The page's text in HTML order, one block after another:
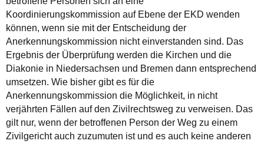
Koordinierungskommission auf Ebene der EKD wenden
können, wenn sie mit der Entscheidung der
Anerkennungskommission nicht einverstanden sind. Das
Ergebnis der Überprüfung werden die Kirchen und die
Diakonie in Niedersachsen und Bremen dann entsprechend
umsetzen. Wie bisher gibt es für die
Anerkennungskommission die Möglichkeit, in nicht
verjährten Fällen auf den Zivilrechtsweg zu verweisen. Das
gilt nur, wenn der betroffenen Person der Weg zu einem
Zivilgericht auch zuzumuten ist und es auch keine anderen